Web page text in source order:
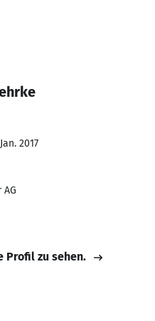
2017
Profil zu sehen.